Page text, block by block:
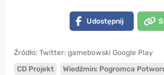
Udostępnij
Źródło: Twitter: gamebowski Google Play
CD Projekt
Wiedźmin: Pogromca